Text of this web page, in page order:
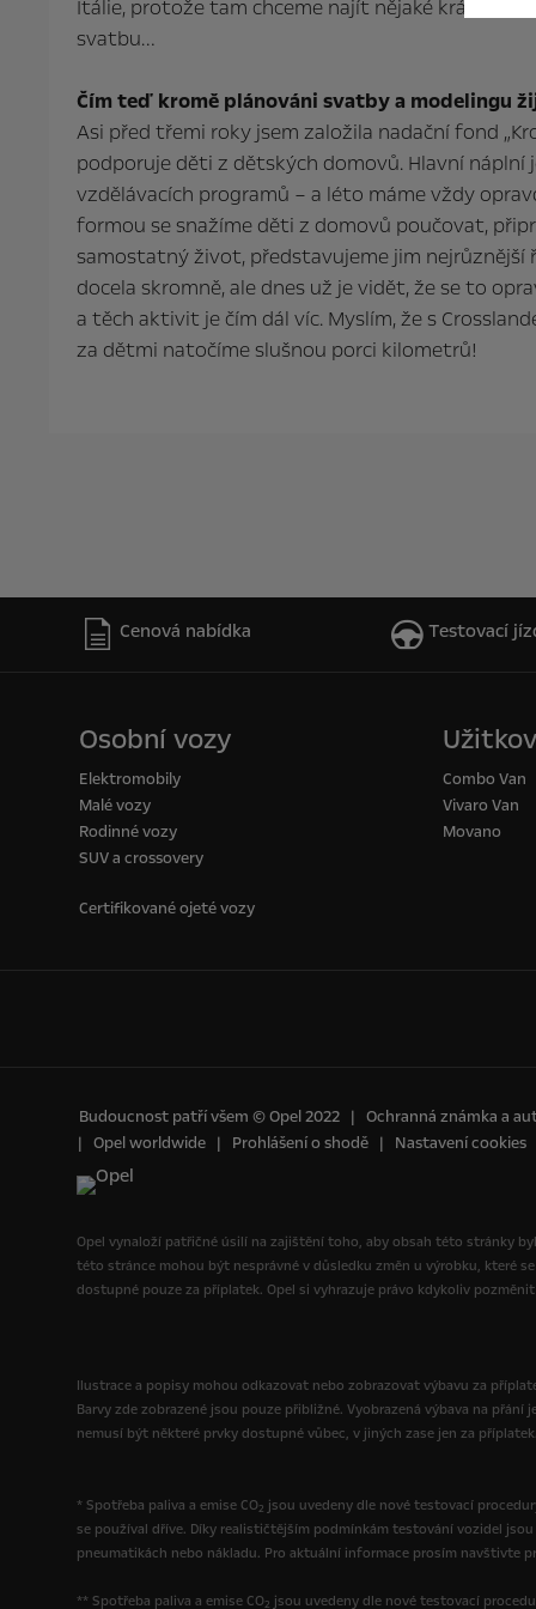
Itálie, protože tam chceme najít nějaké krásné
svatbu…
Čím teď kromě plánováni svatby a modelingu
Asi před třemi roky jsem založila nadační fond
podporuje děti z dětských domovů. Hlavní náplní
vzdělávacích programů – a léto máme vždy
formou se snažíme děti z domovů poučovat,
samostatný život, představujeme jim nejrůznější
docela skromně, ale dnes už je vidět, že se to
a těch aktivit je čím dál víc. Myslím, že s
za dětmi natočíme slušnou porci kilometrů!
Cenová nabídka Testovací
Osobní vozy
Elektromobily
Malé vozy
Rodinné vozy
SUV a crossovery
Certifikované ojeté vozy
Combo Van
Vivaro Van
Movano
Budoucnost patří všem © Opel 2022 Ochranná známka a
Opel worldwide
Prohlášení o shodě Nastavení cookies
Opel vynaloží patřičné úsilí na zajištění toho, aby obsah této stránky
této stránce mohou být nesprávné v důsledku změn u výrobku, které
dostupné pouze za příplatek. Opel si vyhrazuje právo kdykoliv
Ilustrace a popisy mohou odkazovat nebo zobrazovat výbavu za
Barvy zde zobrazené jsou pouze přibližné. Vyobrazená výbava na
nemusí být některé prvky dostupné vůbec, v jiných zase jen za
* Spotřeba paliva a emise CO2 jsou uvedeny dle nové testovací
se používal dříve. Díky realističtějším podmínkám testování vozidel
pneumatikách nebo nákladu. Pro aktuální informace prosím navštivte
** Spotřeba paliva a emise CO2 jsou uvedeny dle nové testovací